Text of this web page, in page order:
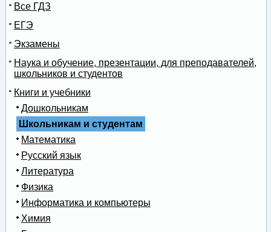
Все ГДЗ
ЕГЭ
Экзамены
Наука и обучение, презентации, для преподавателей,
школьников и студентов
Книги и учебники
Дошкольникам
Школьникам и студентам
Математика
Русский язык
Литература
Физика
Информатика и компьютеры
Химия